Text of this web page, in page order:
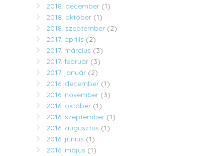
2018. december(1)
2018. október(1)
2018. szeptember(2)
2017. április (2)
2017. március (3)
2017. február(3)
2017. január(2)
2016. december(1)
2016. november(3)
2016. október(1)
2016. szeptember(1)
2016. augusztus (1)
2016. június (1)
2016. május (1)